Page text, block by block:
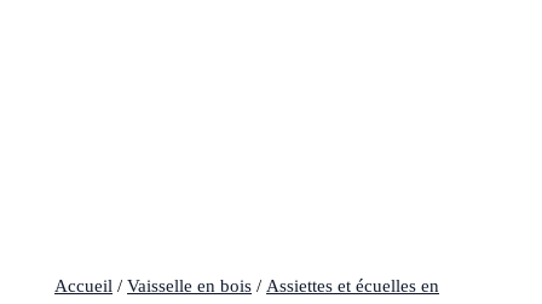
Accueil /Vaisselle en bois /Assiettes et écuelles en